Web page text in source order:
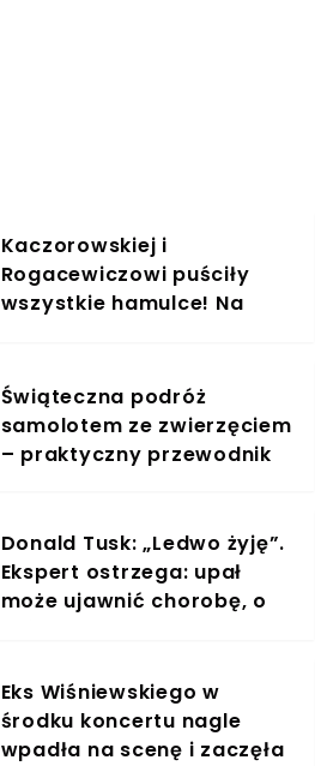
Kaczorowskiej i
Rogacewiczowi puściły
wszystkie hamulce! Na
Świąteczna podróż
samolotem ze zwierzęciem
– praktyczny przewodnik
Donald Tusk: „Ledwo żyję”.
Ekspert ostrzega: upał
może ujawnić chorobę, o
Eks Wiśniewskiego w
środku koncertu nagle
wpadła na scenę i zaczęła